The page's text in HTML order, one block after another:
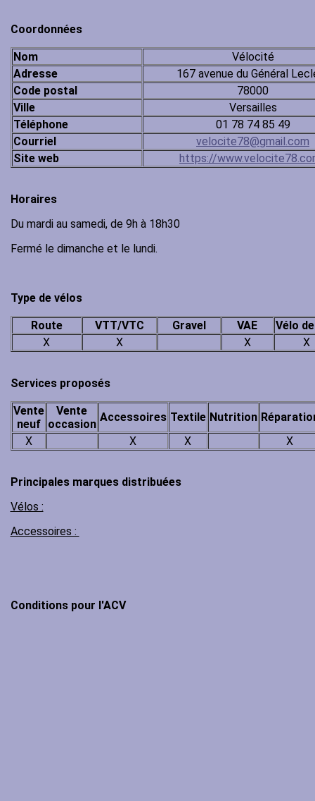
Coordonnées
Nom
Vélocité
Adresse
167 avenue du Général
Code postal
78000
Ville
Versailles
Téléphone
01 78 74 85 49
Courriel
velocite78@gmail.com
Site web
https://
Horaires
Du mardi au samedi, de 9h à 18h30
Fermé le dimanche et le lundi.
Type de vélos
Route VTT/VTC Gravel VAE
Vélo
X
X X X
Services proposés
Vente
neuf
Vente
occasion
Accessoires Textile Nutrition
X
X X X
Principales marques distribuées
Vélos :
Accessoires :
Conditions pour l'ACV